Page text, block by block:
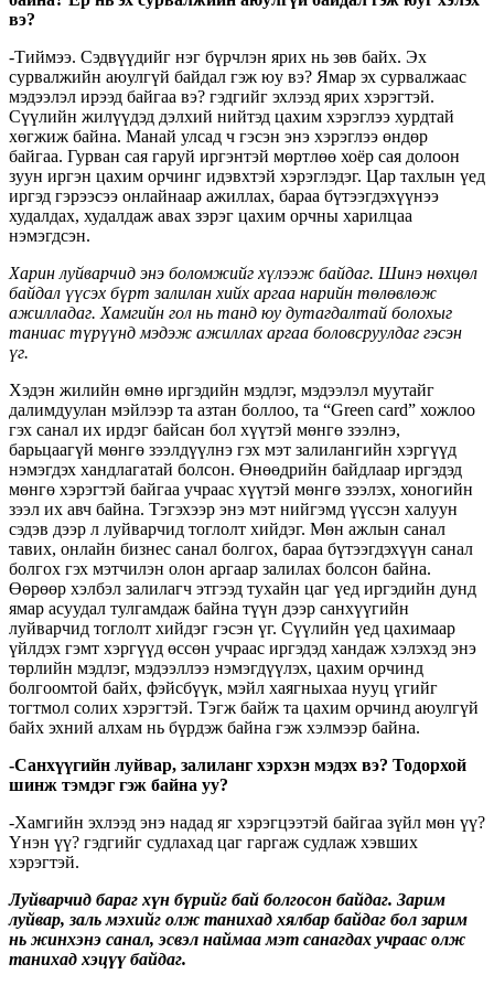
вэ?
-Тиймээ. Сэдвүүдийг нэг бүрчлэн ярих нь зөв байх. Эх
сурвалжийн аюулгүй байдал гэж юу вэ? Ямар эх сурвалжаас
мэдээлэл ирээд байгаа вэ? гэдгийг эхлээд ярих хэрэгтэй.
Сүүлийн жилүүдэд дэлхий нийтэд цахим хэрэглээ хурдтай
хөгжиж байна. Манай улсад ч гэсэн энэ хэрэглээ өндөр
байгаа. Гурван сая гаруй иргэнтэй мөртлөө хоёр сая долоон
зуун иргэн цахим орчинг идэвхтэй хэрэглэдэг. Цар тахлын үед
иргэд гэрээсээ онлайнаар ажиллах, бараа бүтээгдэхүүнээ
худалдах, худалдаж авах зэрэг цахим орчны харилцаа
нэмэгдсэн.
Харин луйварчид энэ боломжийг хүлээж байдаг. Шинэ нөхцөл
байдал үүсэх бүрт залилан хийх аргаа нарийн төлөвлөж
ажилладаг. Хамгийн гол нь танд юу дутагдалтай болохыг
таниас түрүүнд мэдэж ажиллах аргаа боловсруулдаг гэсэн
үг.
Хэдэн жилийн өмнө иргэдийн мэдлэг, мэдээлэл муутайг
далимдуулан мэйлээр та азтан боллоо, та “Green card” хожлоо
гэх санал их ирдэг байсан бол хүүтэй мөнгө зээлнэ,
барьцаагүй мөнгө зээлдүүлнэ гэх мэт залилангийн хэргүүд
нэмэгдэх хандлагатай болсон. Өнөөдрийн байдлаар иргэдэд
мөнгө хэрэгтэй байгаа учраас хүүтэй мөнгө зээлэх, хоногийн
зээл их авч байна. Тэгэхээр энэ мэт нийгэмд үүссэн халуун
сэдэв дээр л луйварчид тоглолт хийдэг. Мөн ажлын санал
тавих, онлайн бизнес санал болгох, бараа бүтээгдэхүүн санал
болгох гэх мэтчилэн олон аргаар залилах болсон байна.
Өөрөөр хэлбэл залилагч этгээд тухайн цаг үед иргэдийн дунд
ямар асуудал тулгамдаж байна түүн дээр санхүүгийн
луйварчид тоглолт хийдэг гэсэн үг. Сүүлийн үед цахимаар
үйлдэх гэмт хэргүүд өссөн учраас иргэдэд хандаж хэлэхэд энэ
төрлийн мэдлэг, мэдээллээ нэмэгдүүлэх, цахим орчинд
болгоомтой байх, фэйсбүүк, мэйл хаягныхаа нууц үгийг
тогтмол солих хэрэгтэй. Тэгж байж та цахим орчинд аюулгүй
байх эхний алхам нь бүрдэж байна гэж хэлмээр байна.
-Санхүүгийн луйвар, залиланг хэрхэн мэдэх вэ? Тодорхой
шинж тэмдэг гэж байна уу?
-Хамгийн эхлээд энэ надад яг хэрэгцээтэй байгаа зүйл мөн үү?
Үнэн үү? гэдгийг судлахад цаг гаргаж судлаж хэвших
хэрэгтэй.
Луйварчид бараг хүн бүрийг бай болгосон байдаг. Зарим
луйвар, заль мэхийг олж танихад хялбар байдаг бол зарим
нь жинхэнэ санал, эсвэл наймаа мэт санагдах учраас олж
танихад хэцүү байдаг.